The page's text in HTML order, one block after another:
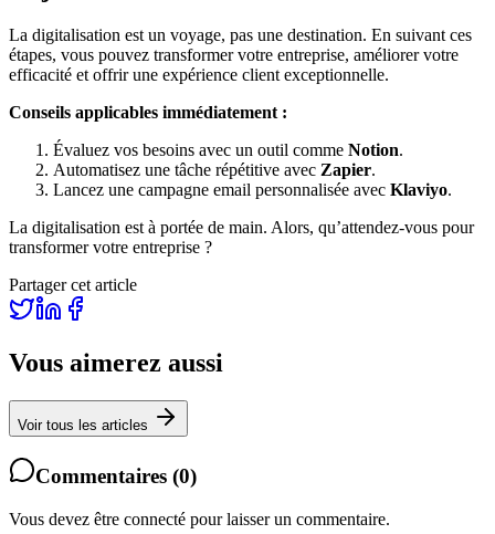
La digitalisation est un voyage, pas une destination. En suivant ces
étapes, vous pouvez transformer votre entreprise, améliorer votre
efficacité et offrir une expérience client exceptionnelle.
Conseils applicables immédiatement :
Évaluez vos besoins avec un outil comme Notion.
Automatisez une tâche répétitive avec Zapier.
Lancez une campagne email personnalisée avec Klaviyo.
La digitalisation est à portée de main. Alors, qu’attendez-vous pour
transformer votre entreprise ?
Partager cet article
Vous aimerez aussi
Voir tous les articles
Commentaires (0)
Vous devez être connecté pour laisser un commentaire.